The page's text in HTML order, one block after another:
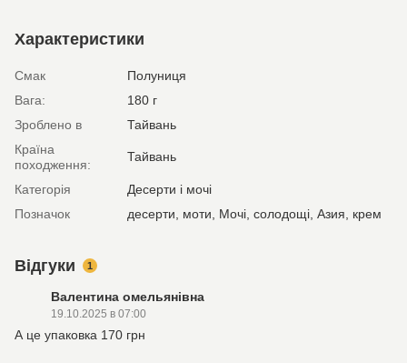
Характеристики
Смак
Полуниця
Вага:
180 г
Зроблено в
Тайвань
Країна
походження:
Тайвань
Категорія
Десерти і мочі
Позначок
десерти, моти, Мочі, солодощі, Азия, крем
Відгуки 1
Валентина омельянівна
19.10.2025 в 07:00
А це упаковка 170 грн